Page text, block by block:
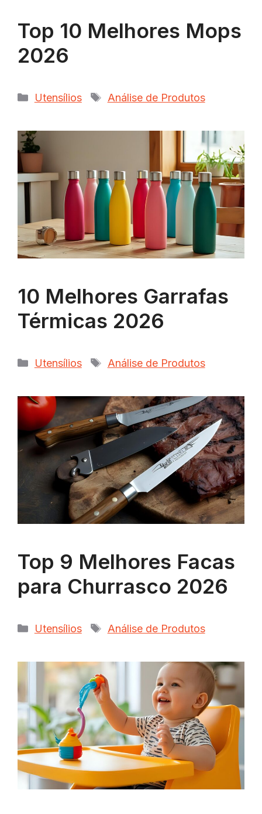
Top 10 Melhores Mops
2026
Categorias
Utensílios Tags
Análise de Produtos
10 Melhores Garrafas
Térmicas 2026
Categorias
Utensílios Tags
Análise de Produtos
Top 9 Melhores Facas
para Churrasco 2026
Categorias
Utensílios Tags
Análise de Produtos